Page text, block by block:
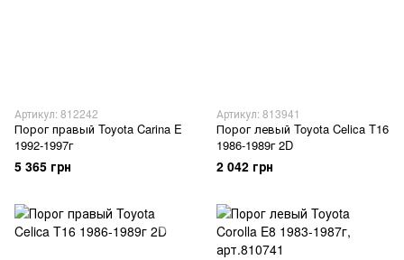
Артикул: 812242
Порог правый Toyota Carina E
1992-1997г
5 365 грн
Артикул: 813941
Порог левый Toyota Celica T16
1986-1989г 2D
2 042 грн